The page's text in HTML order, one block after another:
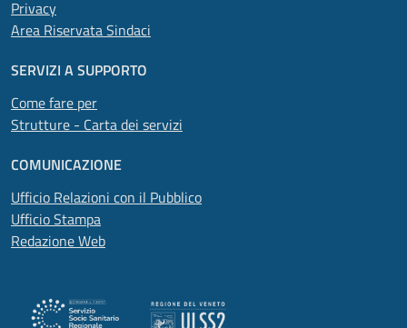
Privacy
Area Riservata Sindaci
SERVIZI A SUPPORTO
Come fare per
Strutture - Carta dei servizi
COMUNICAZIONE
Ufficio Relazioni con il Pubblico
Ufficio Stampa
Redazione Web